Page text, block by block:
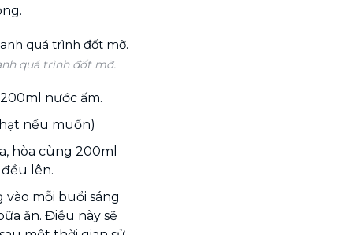
quá trình đốt mỡ.
nước ấm.
nếu muốn)
hòa cùng 200ml
lên.
mỗi buổi sáng
ăn. Điều này sẽ